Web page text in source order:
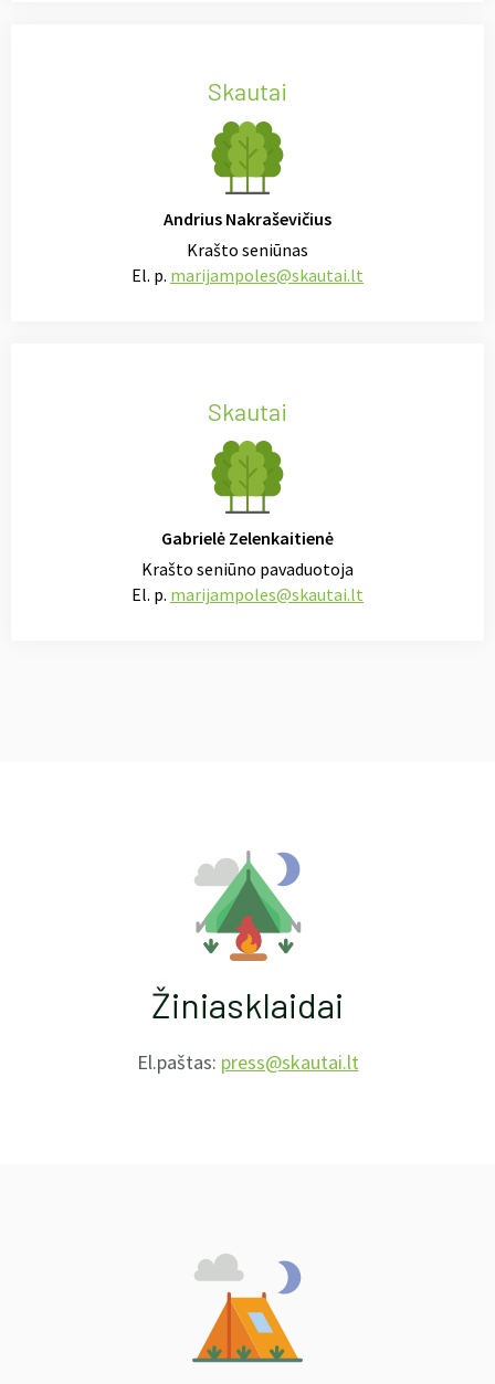
Skautai
Andrius Nakraševičius
Krašto seniūnas
El. p. marijampoles@skautai.lt
Skautai
Gabrielė Zelenkaitienė
Krašto seniūno pavaduotoja
El. p. marijampoles@skautai.lt
Žiniasklaidai
El.paštas: press@skautai.lt